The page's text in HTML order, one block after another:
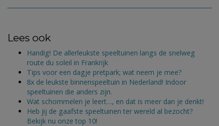
Lees ook
Handig! De allerleukste speeltuinen langs de snelweg
route du soleil in Frankrijk
Tips voor een dagje pretpark; wat neem je mee?
8x de leukste binnenspeeltuin in Nederland! Indoor
speeltuinen die anders zijn.
Wat schommelen je leert…, en dat is meer dan je denkt!
Heb jij de gaafste speeltuinen ter wereld al bezocht?
Bekijk nu onze top 10!